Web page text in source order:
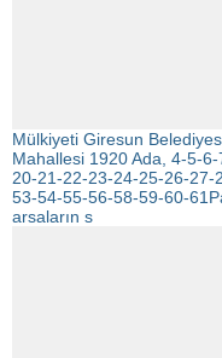
Mülkiyeti Giresun
Mahallesi 1920 Ada, 4-5-
20-21-22-23-24-25-26-
53-54-55-56-58-59-60-
arsaların s